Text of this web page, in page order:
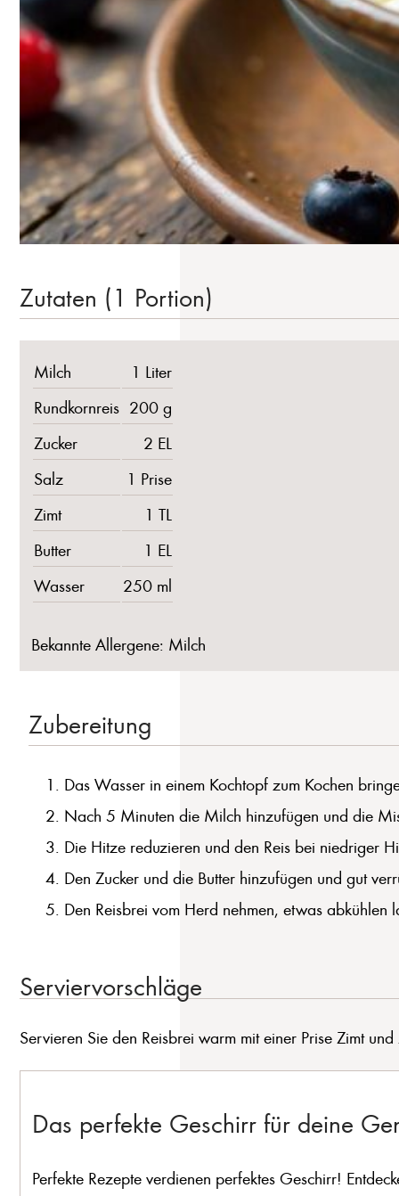
Zutaten (1 Portion)
Milch
1 Liter
Rundkornreis 200 g
Zucker
2 EL
Salz
1 Prise
Zimt
1 TL
Butter
1 EL
Wasser
250 ml
Bekannte Allergene: Milch
Zubereitung
Das Wasser in einem Kochtopf zum Kochen
Nach 5 Minuten die Milch hinzufügen und die
Die Hitze reduzieren und den Reis bei niedriger
Den Zucker und die Butter hinzufügen und gut
Den Reisbrei vom Herd nehmen, etwas abkühlen
Serviervorschläge
Servieren Sie den Reisbrei warm mit einer Prise Zimt
Das perfekte Geschirr für deine
Perfekte Rezepte verdienen perfektes Geschirr!